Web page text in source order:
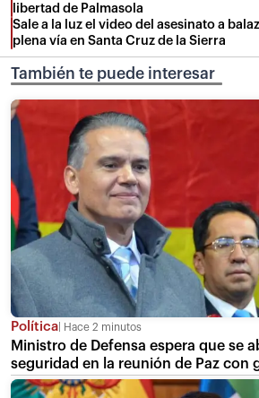
libertad de Palmasola
Sale a la luz el video del asesinato a
plena vía en Santa Cruz de la Sierra
También te puede interesar
Política Hace 2 minutos
Ministro de Defensa espera que se
seguridad en la reunión de Paz con